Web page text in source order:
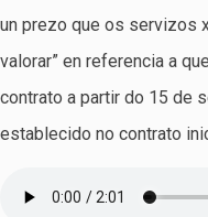
un prezo que os servizos
valorar” en referencia a
contrato a partir do 15 de
establecido no contrato